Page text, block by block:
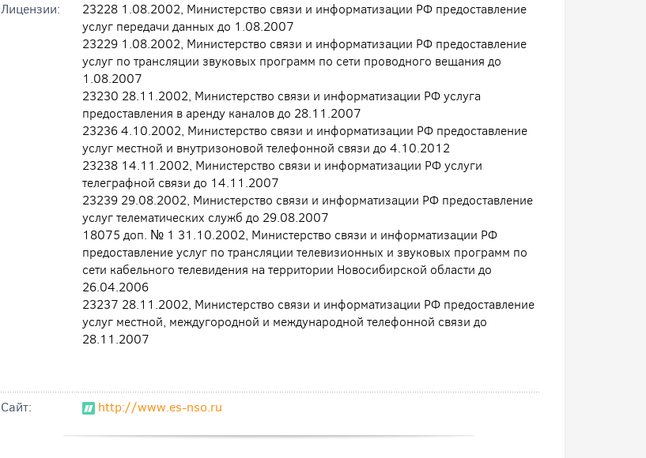
Лицензии:
23228 1.08.2002, Министерство связи и информатизации РФ предоставление
услуг передачи данных до 1.08.2007
23229 1.08.2002, Министерство связи и информатизации РФ предоставление
услуг по трансляции звуковых программ по сети проводного вещания до
1.08.2007
23230 28.11.2002, Министерство связи и информатизации РФ услуга
предоставления в аренду каналов до 28.11.2007
23236 4.10.2002, Министерство связи и информатизации РФ предоставление
услуг местной и внутризоновой телефонной связи до 4.10.2012
23238 14.11.2002, Министерство связи и информатизации РФ услуги
телеграфной связи до 14.11.2007
23239 29.08.2002, Министерство связи и информатизации РФ предоставление
услуг телематических служб до 29.08.2007
18075 доп. № 1 31.10.2002, Министерство связи и информатизации РФ
предоставление услуг по трансляции телевизионных и звуковых программ по
сети кабельного телевидения на территории Новосибирской области до
26.04.2006
23237 28.11.2002, Министерство связи и информатизации РФ предоставление
услуг местной, междугородной и международной телефонной связи до
28.11.2007
Cайт: http://www.es-nso.ru